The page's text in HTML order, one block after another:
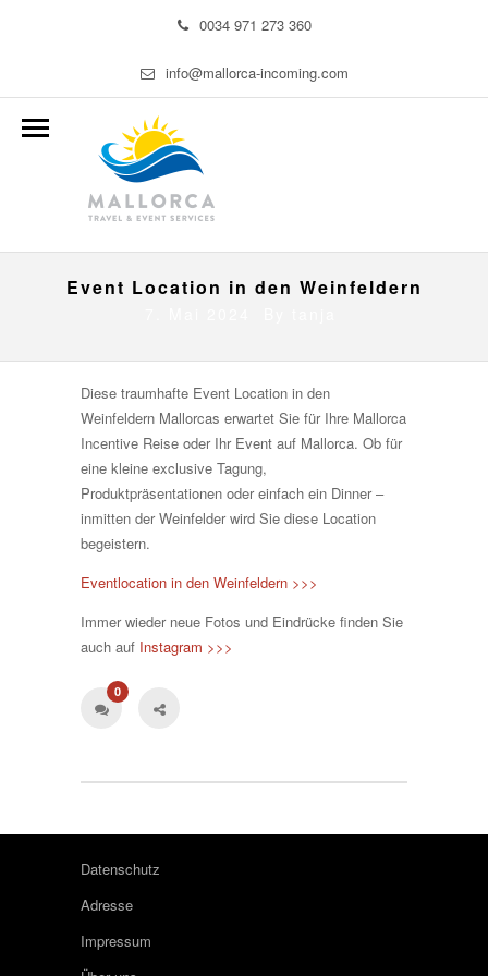
0034 971 273 360
info@mallorca-incoming.com
Event Location in den Weinfeldern
Diese traumhafte Event Location in den
Weinfeldern Mallorcas erwartet Sie für Ihre Mallorca
Incentive Reise oder Ihr Event auf Mallorca. Ob für
eine kleine exclusive Tagung,
Produktpräsentationen oder einfach ein Dinner –
inmitten der Weinfelder wird Sie diese Location
begeistern.
Eventlocation in den Weinfeldern >>>
Immer wieder neue Fotos und Eindrücke finden Sie
auch auf Instagram >>>
0
Datenschutz
Adresse
Impressum